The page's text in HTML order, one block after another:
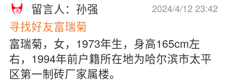
2024/4/12 23:42
留言人：孙强
寻找好友富瑞菊
富瑞菊，女，1973年生，身高165cm左
右，1994年前户籍所在地为哈尔滨市太平
区第一制砖厂家属楼。